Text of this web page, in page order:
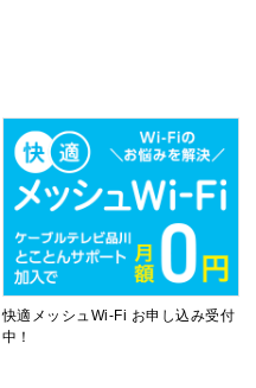
快適メッシュWi-Fi お申し込み受付
中！